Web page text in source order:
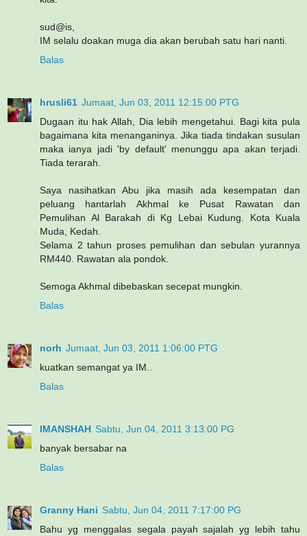
sud@is,
IM selalu doakan muga dia akan berubah satu hari nanti.
Balas
hrusli61 Jumaat, Jun 03, 2011 12:15:00 PTG
Dugaan itu hak Allah, Dia lebih mengetahui. Bagi kita pula
bagaimana kita menanganinya. Jika tiada tindakan susulan
maka ianya jadi 'by default' menunggu apa akan terjadi.
Tiada terarah.
Saya nasihatkan Abu jika masih ada kesempatan dan
peluang hantarlah Akhmal ke Pusat Rawatan dan
Pemulihan Al Barakah di Kg Lebai Kudung. Kota Kuala
Muda, Kedah.
Selama 2 tahun proses pemulihan dan sebulan yurannya
RM440. Rawatan ala pondok.
Semoga Akhmal dibebaskan secepat mungkin.
Balas
norh Jumaat, Jun 03, 2011 1:06:00 PTG
kuatkan semangat ya IM..
Balas
IMANSHAH Sabtu, Jun 04, 2011 3:13:00 PG
banyak bersabar na
Balas
Granny Hani Sabtu, Jun 04, 2011 7:17:00 PG
Bahu yg menggalas segala payah sajalah yg lebih tahu